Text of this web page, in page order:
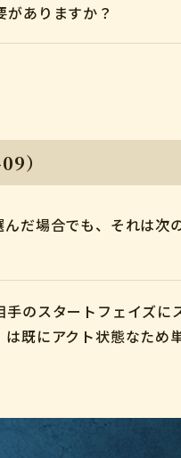
ありますか？
）
だ場合でも、それは次
のスタートフェイズに
既にアクト状態なため